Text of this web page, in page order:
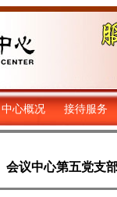
中心概况 接待服务
会议中心第五党支